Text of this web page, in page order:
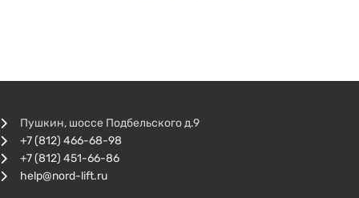
Пушкин, шоссе Подбельского д.9
+7 (812) 466-68-98
+7 (812) 451-66-86
help@nord-lift.ru